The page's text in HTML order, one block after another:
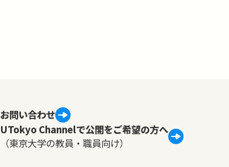
お問い合わせ
UTokyo Channelで公開をご希望の方へ
（東京大学の教員・職員向け）